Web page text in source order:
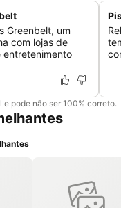
Greenbelt, um
com lojas de
entretenimento
pode não ser 100% correto.